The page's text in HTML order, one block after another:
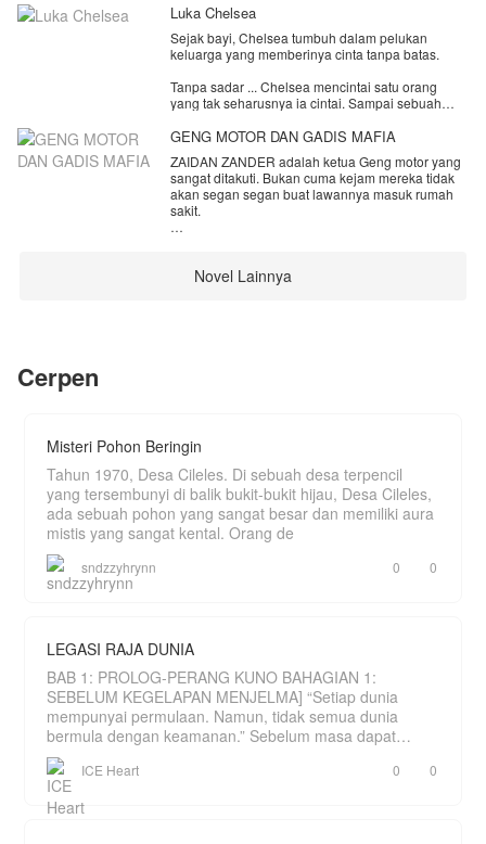
seleksi pemilihan.
pangeran. Di saat itu cerita yang sesungguhnya di
mulai. Reine menyesal karena tidak
Apa yang terjadi di istana? Sebenarnya siapa
Darren, kenapa dia bisa berbicara dengan Reine?
Luka Chelsea
Sejak bayi, Chelsea tumbuh dalam pelukan
keluarga yang memberinya cinta tanpa batas.
Tanpa sadar ... Chelsea mencintai satu orang
yang tak seharusnya ia cintai. Sampai sebuah
untuk mempercayai kebohongan. Chelsea pergi
dengan hati yang hancur dan berjanji untuk
kembali sebagai kebanggaan keluarga.
Dia bangkit dan membuktikan bahwa dirinya
El baru sadar bahwa dia telah kehilangan
GENG MOTOR DAN GADIS MAFIA
ZAIDAN ZANDER adalah ketua Geng motor yang
sangat ditakuti. Bukan cuma kejam mereka tidak
akan segan segan buat lawannya masuk rumah
sakit.
namanya mereka akan menggigil ketakutan.
Novel Lainnya
Cerpen
Misteri Pohon Beringin
Tahun 1970, Desa Cileles. Di sebuah desa terpencil
yang tersembunyi di balik bukit-bukit hijau, Desa Cileles,
ada sebuah pohon yang sangat besar dan memiliki aura
mistis yang sangat kental. Orang de
sndzzyhrynn 0 0
LEGASI RAJA DUNIA
BAB 1: PROLOG-PERANG KUNO BAHAGIAN 1:
SEBELUM KEGELAPAN MENJELMA] “Setiap dunia
mempunyai permulaan. Namun, tidak semua dunia
bermula dengan keamanan.” Sebelum masa dapat
dihitung, hanya wujud sebu
ICE Heart 0 0